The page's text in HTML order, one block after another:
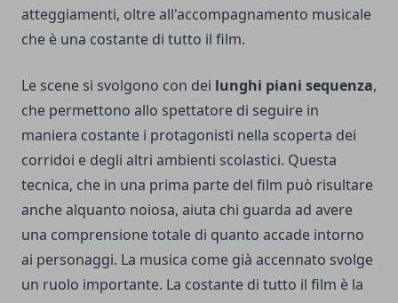
atteggiamenti, oltre all'accompagnamento musicale
che è una costante di tutto il film.
Le scene si svolgono con dei lunghi piani sequenza,
che permettono allo spettatore di seguire in
maniera costante i protagonisti nella scoperta dei
corridoi e degli altri ambienti scolastici. Questa
tecnica, che in una prima parte del film può risultare
anche alquanto noiosa, aiuta chi guarda ad avere
una comprensione totale di quanto accade intorno
ai personaggi. La musica come già accennato svolge
un ruolo importante. La costante di tutto il film è la